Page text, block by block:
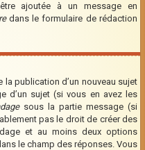
ajoutée à un message en
dans le formulaire de rédaction
publication d’un nouveau sujet
d’un sujet (si vous en avez les
sous la partie message (si
pas le droit de créer des
et au moins deux options
le champ des réponses. Vous